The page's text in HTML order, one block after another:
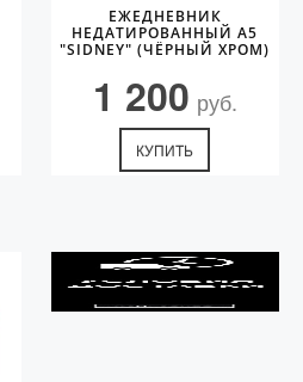
ЕЖЕДНЕВНИК
НЕДАТИРОВАННЫЙ А5
"SIDNEY" (ЧЁРНЫЙ ХРОМ)
1 200 руб.
КУПИТЬ